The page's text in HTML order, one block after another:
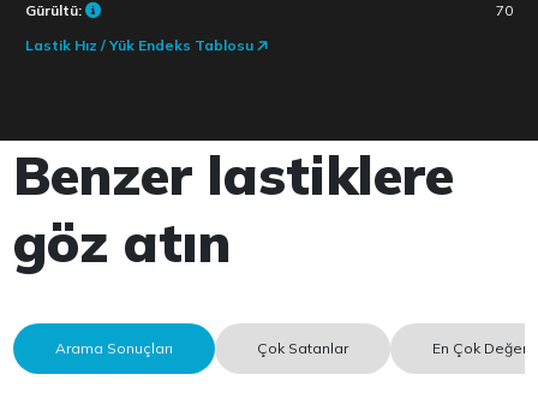
Gürültü:
70
Lastik Hız / Yük Endeks Tablosu
Benzer lastiklere
göz atın
Arama Sonuçları Çok Satanlar En Çok